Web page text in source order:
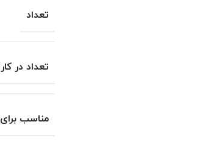
تعداد
تعداد در
مناسب برای